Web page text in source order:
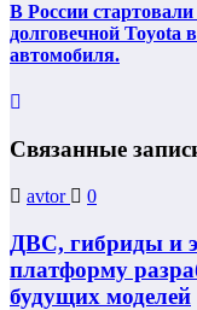
В России
долговечной Toyota
автомобиля.
Связанные
avtor 0
ДВС, гибриды и
платформу
будущих моделей